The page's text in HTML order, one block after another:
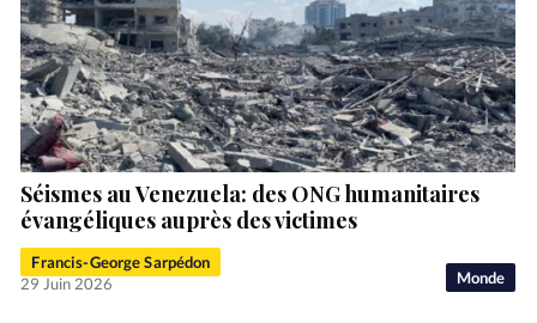
Monde
Séismes au Venezuela: des ONG humanitaires
évangéliques auprès des victimes
Francis-George Sarpédon
29 Juin 2026